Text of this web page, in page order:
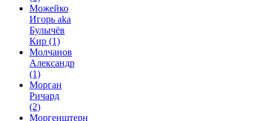
Можейко
Игорь aka
Булычёв
Кир (1)
Молчанов
Александр
(1)
Морган
Ричард
(2)
Моргенштерн